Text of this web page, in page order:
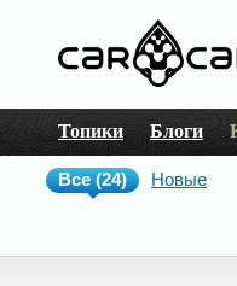
Топики Блоги
Все (24) Новые